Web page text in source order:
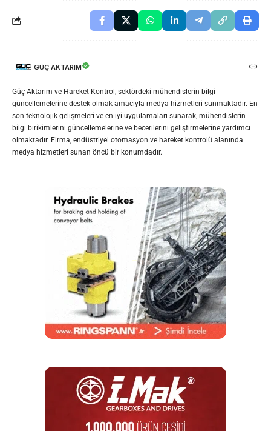
GÜÇ AKTARIM
Güç Aktarım ve Hareket Kontrol, sektördeki mühendislerin bilgi
güncellemelerine destek olmak amacıyla medya hizmetleri sunmaktadır. En
son teknolojik gelişmeleri ve en iyi uygulamaları sunarak, mühendislerin
bilgi birikimlerini güncellemelerine ve becerilerini geliştirmelerine yardımcı
olmaktadır. Firma, endüstriyel otomasyon ve hareket kontrolü alanında
medya hizmetleri sunan öncü bir konumdadır.